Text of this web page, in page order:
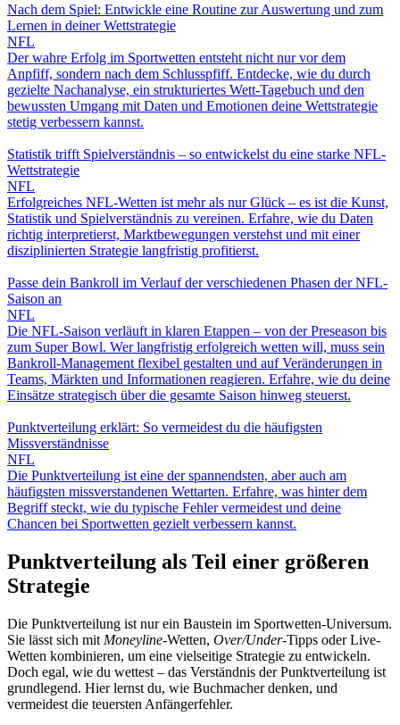
Nach dem Spiel: Entwickle eine Routine zur Auswertung und zum
Lernen in deiner Wettstrategie
NFL
Der wahre Erfolg im Sportwetten entsteht nicht nur vor dem
Anpfiff, sondern nach dem Schlusspfiff. Entdecke, wie du durch
gezielte Nachanalyse, ein strukturiertes Wett-Tagebuch und den
bewussten Umgang mit Daten und Emotionen deine Wettstrategie
stetig verbessern kannst.
Statistik trifft Spielverständnis – so entwickelst du eine starke NFL-
Wettstrategie
NFL
Erfolgreiches NFL-Wetten ist mehr als nur Glück – es ist die Kunst,
Statistik und Spielverständnis zu vereinen. Erfahre, wie du Daten
richtig interpretierst, Marktbewegungen verstehst und mit einer
disziplinierten Strategie langfristig profitierst.
Passe dein Bankroll im Verlauf der verschiedenen Phasen der NFL-
Saison an
NFL
Die NFL-Saison verläuft in klaren Etappen – von der Preseason bis
zum Super Bowl. Wer langfristig erfolgreich wetten will, muss sein
Bankroll-Management flexibel gestalten und auf Veränderungen in
Teams, Märkten und Informationen reagieren. Erfahre, wie du deine
Einsätze strategisch über die gesamte Saison hinweg steuerst.
Punktverteilung erklärt: So vermeidest du die häufigsten
Missverständnisse
NFL
Die Punktverteilung ist eine der spannendsten, aber auch am
häufigsten missverstandenen Wettarten. Erfahre, was hinter dem
Begriff steckt, wie du typische Fehler vermeidest und deine
Chancen bei Sportwetten gezielt verbessern kannst.
Punktverteilung als Teil einer größeren
Strategie
Die Punktverteilung ist nur ein Baustein im Sportwetten-Universum.
Sie lässt sich mit Moneyline-Wetten, Over/Under-Tipps oder Live-
Wetten kombinieren, um eine vielseitige Strategie zu entwickeln.
Doch egal, wie du wettest – das Verständnis der Punktverteilung ist
grundlegend. Hier lernst du, wie Buchmacher denken, und
vermeidest die teuersten Anfängerfehler.